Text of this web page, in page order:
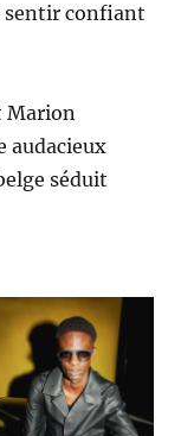
sentir confiant
Marion
audacieux
séduit